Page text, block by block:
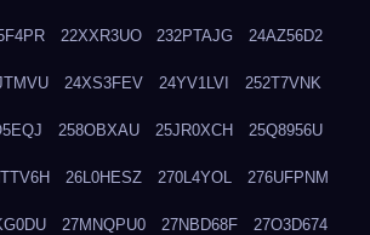
22XXR3UO 232PTAJG 24AZ56D2
24XS3FEV 24YV1LVI 252T7VNK
258OBXAU 25JR0XCH 25Q8956U
26L0HESZ 270L4YOL 276UFPNM
27MNQPU0 27NBD68F 27O3D674